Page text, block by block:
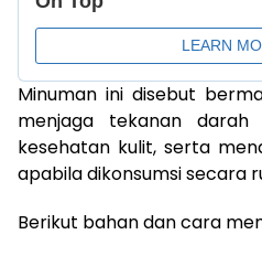
Minuman ini disebut
menjaga tekanan
kesehatan kulit, serta
apabila dikonsumsi secara
Berikut bahan dan cara